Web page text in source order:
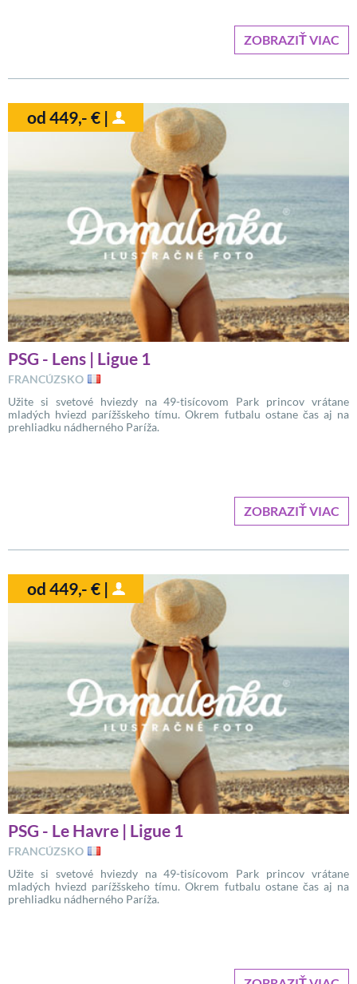
ZOBRAZIŤ VIAC
od 449,- € |
PSG - Lens | Ligue 1
FRANCÚZSKO
Užite si svetové hviezdy na 49-tisícovom Park princov vrátane
mladých hviezd parížšskeho tímu. Okrem futbalu ostane čas aj na
prehliadku nádherného Paríža.
ZOBRAZIŤ VIAC
od 449,- € |
PSG - Le Havre | Ligue 1
FRANCÚZSKO
Užite si svetové hviezdy na 49-tisícovom Park princov vrátane
mladých hviezd parížšskeho tímu. Okrem futbalu ostane čas aj na
prehliadku nádherného Paríža.